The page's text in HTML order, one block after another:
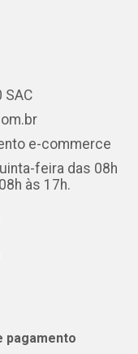
SAC
e-commerce
feira das 08h
às 17h.
pagamento